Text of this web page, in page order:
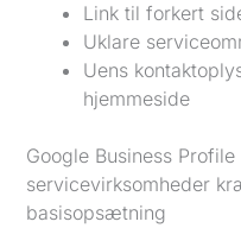
Link til forkert
Uklare
Uens
hjemmeside
Google Business
servicevirksomheder
basisopsætning